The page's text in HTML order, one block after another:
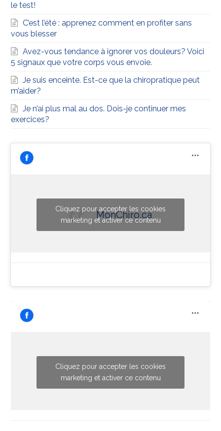
le test!
C’est l’été : apprenez comment en profiter sans
vous blesser
Avez-vous tendance à ignorer vos douleurs? Voici
5 signaux que votre corps vous envoie.
Je suis enceinte. Est-ce que la chiropratique peut
m’aider?
Je n’ai plus mal au dos. Dois-je continuer mes
exercices?
MonChiro.ca
Cliquez pour accepter les cookies
marketing et activer ce contenu
Cliquez pour accepter les cookies
marketing et activer ce contenu